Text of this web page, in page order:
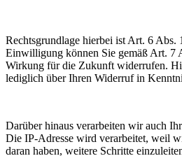
Rechtsgrundlage hierbei ist Art. 6
Einwilligung können Sie gemäß Art. 7
Wirkung für die Zukunft widerrufen.
lediglich über Ihren Widerruf in
Darüber hinaus verarbeiten wir auch
Die IP-Adresse wird verarbeitet, weil
daran haben, weitere Schritte